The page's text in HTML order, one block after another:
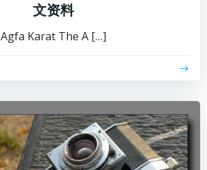
文资料
Agfa Karat The A […]